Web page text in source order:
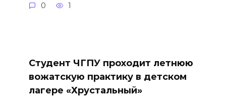
0 1
Студент ЧГПУ проходит летнюю
вожатскую практику в детском
лагере «Хрустальный»